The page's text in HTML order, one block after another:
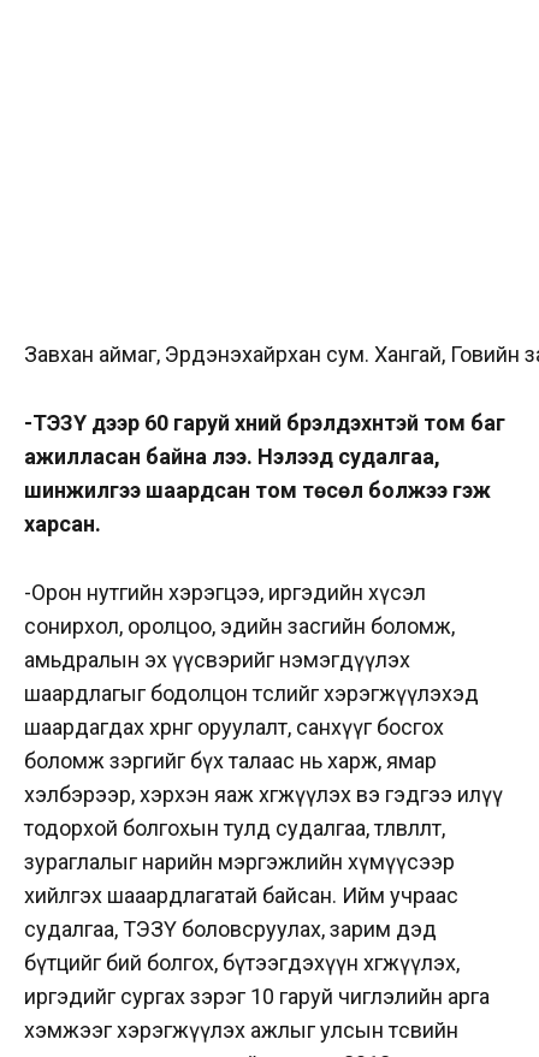
Завхан аймаг, Эрдэнэхайрхан сум. Хангай, Говийн
-ТЭЗҮ дээр 60 гаруй хүний бүрэлдэхүүнтэй том баг
ажилласан байна лээ. Нэлээд судалгаа,
шинжилгээ шаардсан том төсөл болжээ гэж
харсан.
-Орон нутгийн хэрэгцээ, иргэдийн хүсэл
сонирхол, оролцоо, эдийн засгийн боломж,
амьдралын эх үүсвэрийг нэмэгдүүлэх
шаардлагыг бодолцон төслийг хэрэгжүүлэхэд
шаардагдах хөрөнгө оруулалт, санхүүг босгох
боломж зэргийг бүх талаас нь харж, ямар
хэлбэрээр, хэрхэн яаж хөгжүүлэх вэ гэдгээ илүү
тодорхой болгохын тулд судалгаа, төлөвлөлт,
зураглалыг нарийн мэргэжлийн хүмүүсээр
хийлгэх шааардлагатай байсан. Ийм учраас
судалгаа, ТЭЗҮ боловсруулах, зарим дэд
бүтцийг бий болгох, бүтээгдэхүүн хөгжүүлэх,
иргэдийг сургах зэрэг 10 гаруй чиглэлийн арга
хэмжээг хэрэгжүүлэх ажлыг улсын төсвийн